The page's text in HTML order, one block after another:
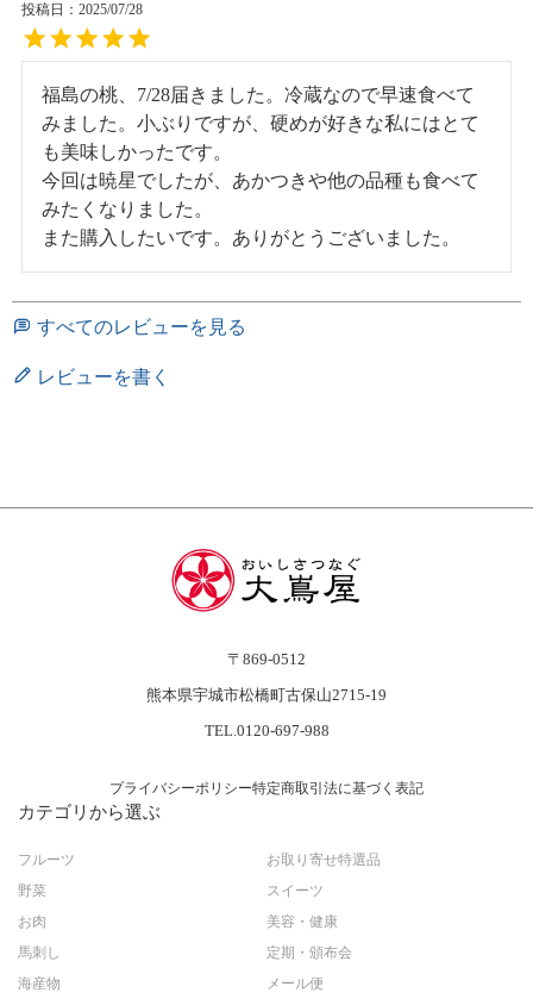
投稿日
2025/07/28
福島の桃、7/28届きました。冷蔵なので早速食べて
みました。小ぶりですが、硬めが好きな私にはとて
も美味しかったです。
今回は暁星でしたが、あかつきや他の品種も食べて
みたくなりました。
また購入したいです。ありがとうございました。
すべてのレビューを見る
レビューを書く
〒869-0512
熊本県宇城市松橋町古保山2715-19
TEL.0120-697-988
プライバシーポリシー特定商取引法に基づく表記
カテゴリから選ぶ
フルーツ
野菜
お肉
馬刺し
海産物
お取り寄せ特選品
スイーツ
美容・健康
定期・頒布会
メール便